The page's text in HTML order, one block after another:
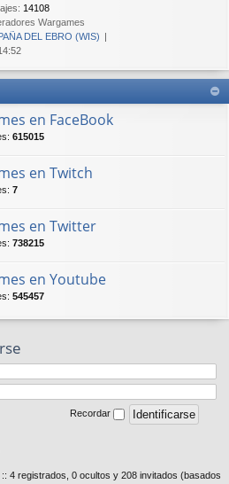
: 14108
Wargames
DEL EBRO (WIS)
en FaceBook
615015
en Twitch
7
en Twitter
738215
en Youtube
545457
Recordar
4 registrados, 0 ocultos y 208 invitados (basados